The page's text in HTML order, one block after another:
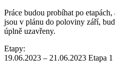
Práce budou probíhat po
jsou v plánu do poloviny září,
úplně uzavřeny.
Etapy:
19.06.2023 – 21.06.2023 Etapa 1